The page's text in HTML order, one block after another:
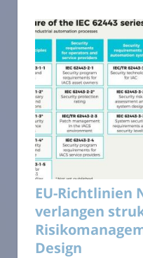
EU-Richtlinien
verlangen
Design